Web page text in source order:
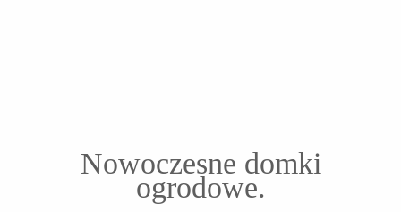
Nowoczesne domki
ogrodowe.